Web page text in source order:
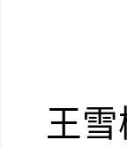
王